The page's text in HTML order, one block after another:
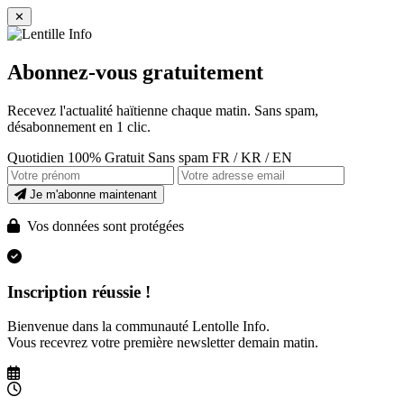
✕
Abonnez-vous gratuitement
Recevez l'actualité haïtienne chaque matin. Sans spam,
désabonnement en 1 clic.
Quotidien 100% Gratuit Sans spam FR / KR / EN
Je m'abonne maintenant
Vos données sont protégées
Inscription réussie !
Bienvenue dans la communauté Lentolle Info.
Vous recevrez votre première newsletter demain matin.